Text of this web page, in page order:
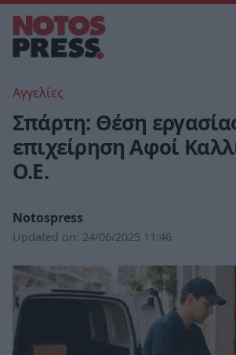
Αγγελίες
Σπάρτη: Θέση
επιχείρηση Αφοί
Ο.Ε.
Notospress
Updated on: 24/06/2025 11:46